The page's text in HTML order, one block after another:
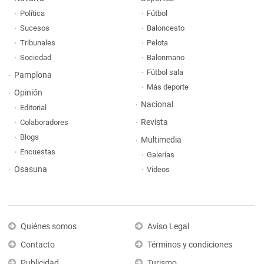
Política
Sucesos
Tribunales
Sociedad
Pamplona
Opinión
Editorial
Colaboradores
Blogs
Encuestas
Osasuna
Fútbol
Baloncesto
Pelota
Balonmano
Fútbol sala
Más deporte
Nacional
Revista
Multimedia
Galerías
Vídeos
Quiénes somos
Contacto
Aviso Legal
Términos y condiciones